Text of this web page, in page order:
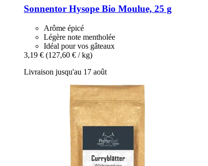
Sonnentor Hysope Bio Moulue, 25 g
Arôme épicé
Légère note mentholée
Idéal pour vos gâteaux
3,19 € (127,60 € / kg)
Livraison jusqu'au 17 août